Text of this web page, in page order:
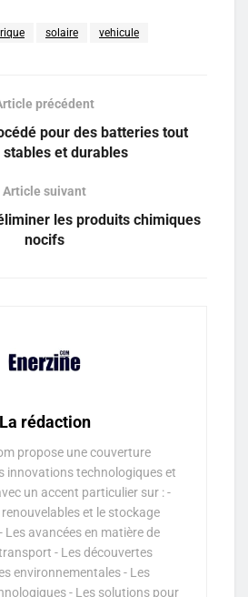
solaire vehicule
précédent
pour des batteries tout
stables et durables
Article suivant
les produits chimiques
nocifs
La rédaction
propose une couverture
innovations technologiques et
un accent particulier sur : -
renouvelables et le stockage
Les avancées en matière de
- Les découvertes
environnementales - Les
- Les solutions pour